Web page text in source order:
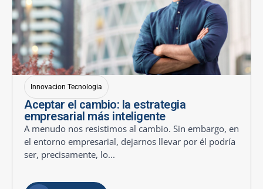
Innovacion Tecnologia
Aceptar el cambio: la estrategia
empresarial más inteligente
A menudo nos resistimos al cambio. Sin embargo, en
el entorno empresarial, dejarnos llevar por él podría
ser, precisamente, lo...